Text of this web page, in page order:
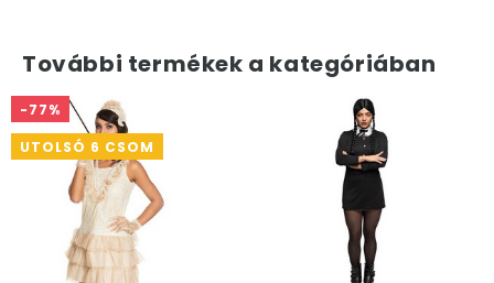
További termékek a kategóriában
-77%
UTOLSÓ 6 CSOM